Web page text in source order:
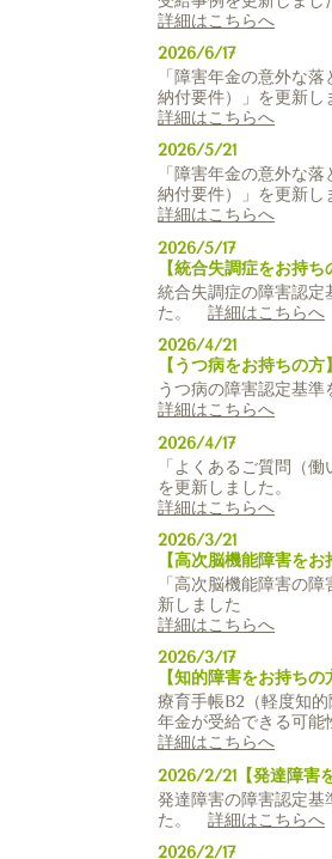
詳細はこちらへ
2026/6/17
「障害年金の意外な
納付要件）」を更新し
詳細はこちらへ
2026/5/21
「障害年金の意外な
納付要件）」を更新し
詳細はこちらへ
2026/5/17
【統合失調症をお持ち
統合失調症の障害認定
た。 詳細はこちらへ
2026/4/21
【うつ病をお持ちの方】
うつ病の障害認定基準
詳細はこちらへ
2026/4/17
「よくあるご質問（働
を更新しました。
詳細はこちらへ
2026/3/21
【高次脳機能障害をお
「高次脳機能障害の
新しました
詳細はこちらへ
2026/3/17
【知的障害をお持ちの
療育手帳B2（軽度知
年金が受給できる可能
詳細はこちらへ
2026/2/21【発達障害
発達障害の障害認定基
た。 詳細はこちらへ
2026/2/17